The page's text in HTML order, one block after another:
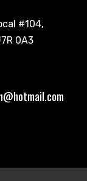
#104,
0A3